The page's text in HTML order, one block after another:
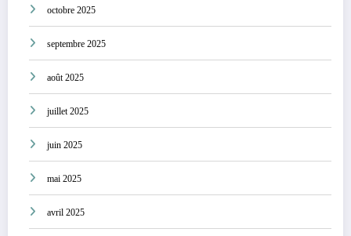
octobre 2025
septembre 2025
août 2025
juillet 2025
juin 2025
mai 2025
avril 2025